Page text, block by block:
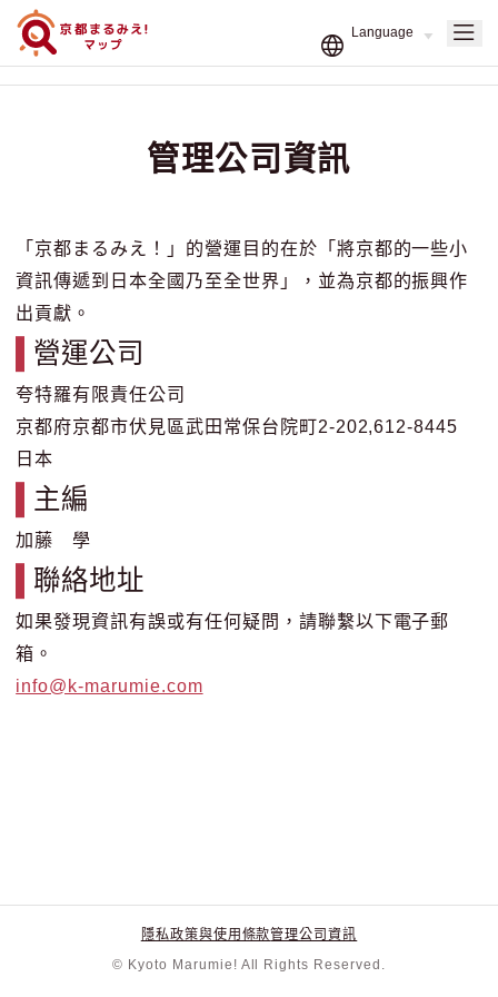
管理公司資訊
「京都まるみえ！」的營運目的在於「將京都的一些小
資訊傳遞到日本全國乃至全世界」，並為京都的振興作
出貢獻。
營運公司
夸特羅有限責任公司
京都府京都市伏見區武田常保台院町2-202,612-8445
日本
主編
加藤 學
聯絡地址
如果發現資訊有誤或有任何疑問，請聯繫以下電子郵
箱。
info@k-marumie.com
隱私政策與使用條款管理公司資訊
© Kyoto Marumie! All Rights Reserved.